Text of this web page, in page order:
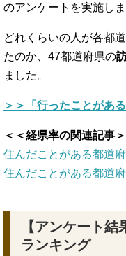
のアンケートを実施しま
どれくらいの人が各都
たのか、47都道府県の
ました。
＞＞「行ったことがあ
＜＜経県率の関連記事
住んだことがある都道
住んだことがある都道
【アンケート
ランキング